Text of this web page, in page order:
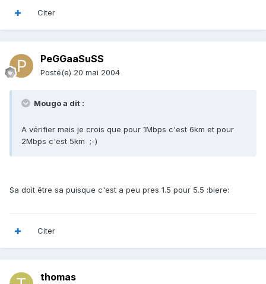
Citer
PeGGaaSuSS
Posté(e) 20 mai 2004
Mougo a dit :
A vérifier mais je crois que pour 1Mbps c'est 6km et pour
2Mbps c'est 5km ;-)
Sa doit être sa puisque c'est a peu pres 1.5 pour 5.5 :biere:
Citer
thomas